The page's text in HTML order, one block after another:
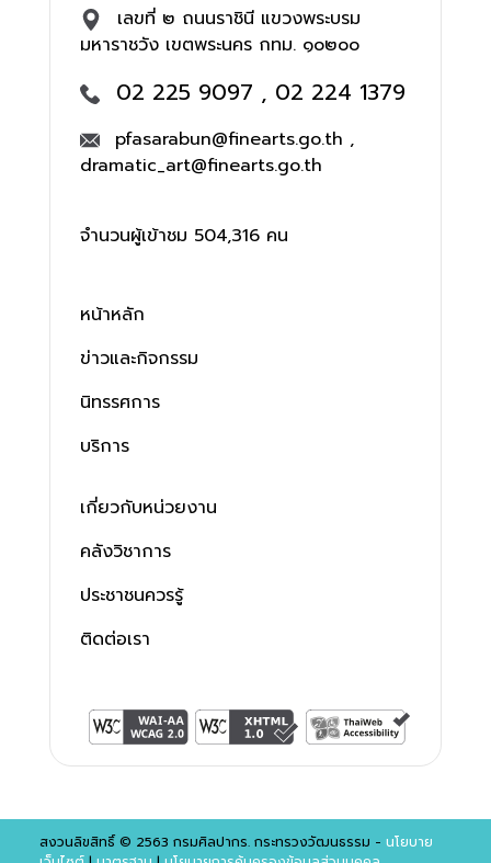
เลขที่ ๒ ถนนราชินี แขวงพระบรม
มหาราชวัง เขตพระนคร กทม. ๑๐๒๐๐
02 225 9097 , 02 224 1379
pfasarabun@finearts.go.th ,
dramatic_art@finearts.go.th
จำนวนผู้เข้าชม 504,316 คน
หน้าหลัก
ข่าวและกิจกรรม
นิทรรศการ
บริการ
เกี่ยวกับหน่วยงาน
คลังวิชาการ
ประชาชนควรรู้
ติดต่อเรา
สงวนลิขสิทธิ์ © 2563 กรมศิลปากร. กระทรวงวัฒนธรรม - นโยบาย